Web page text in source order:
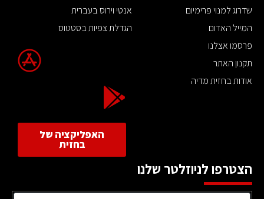
שדרוג למנוי פרימיום
המייל האדום
פרסמו אצלנו
תקנון האתר
אודות בחזית מדיה
אנטי וירוס בעברית
הגדלת צפיות בסטטוס
האפליקציה של
בחזית
הצטרפו לניוזלטר שלנו